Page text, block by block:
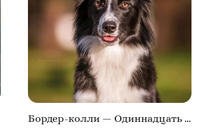
Бордер-колли — Одиннадцать | id 26703